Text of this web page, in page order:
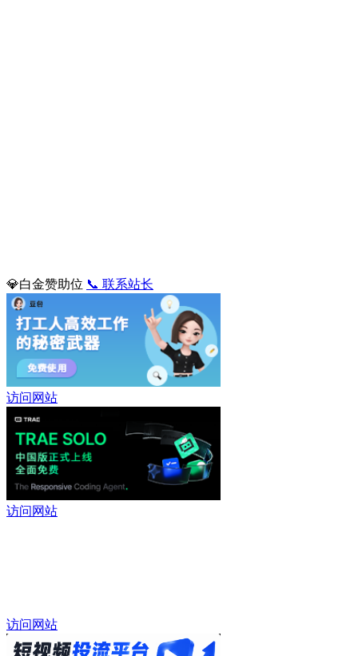
💎白金赞助位 📞 联系站长
访问网站
访问网站
访问网站